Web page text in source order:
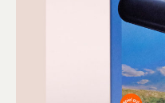
Konges